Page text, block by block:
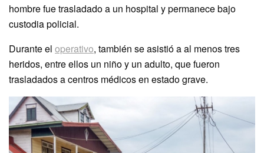
hombre fue trasladado a un hospital y permanece bajo
custodia policial.
Durante el operativo, también se asistió a al menos tres
heridos, entre ellos un niño y un adulto, que fueron
trasladados a centros médicos en estado grave.